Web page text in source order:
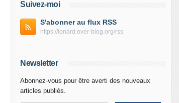
Suivez-moi
S'abonner au flux RSS
https://ionard.over-blog.org/rss
Newsletter
Abonnez-vous pour être averti des nouveaux
articles publiés.